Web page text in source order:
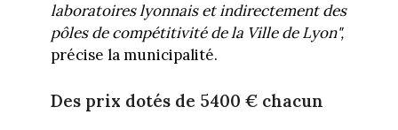
laboratoires lyonnais et indirectement des
pôles de compétitivité de la Ville de Lyon",
précise la municipalité.
Des prix dotés de 5400 € chacun